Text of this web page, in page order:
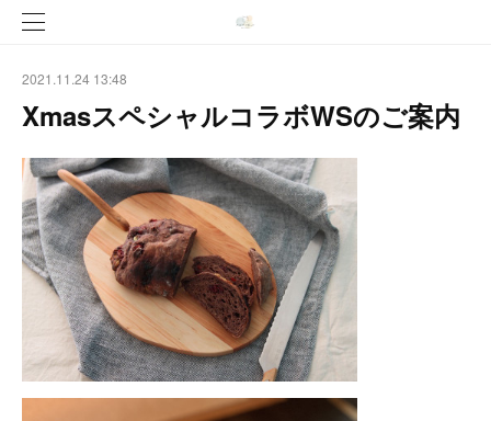
2021.11.24 13:48
XmasスペシャルコラボWSのご案内